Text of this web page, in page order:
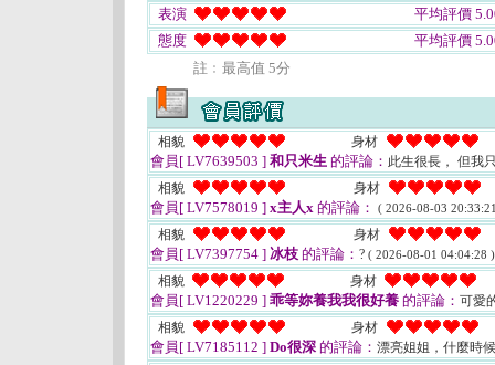
表演
平均評價
態度
平均評價
註﹕最高值 5分
相貌 身材
會員[ LV7639503 ] 和只米生 的評論： 此生很長， 但我
相貌
身材
會員[ LV7578019 ] x主人x 的評論： ( 2026-08-03
相貌 身材
會員[ LV7397754 ] 冰枝 的評論： ? ( 2026-08-01 04:04:28 )
相貌 身材
會員[ LV1220229 ] 乖等妳養我我很好養 的評論： 可愛
相貌
身材
會員[ LV7185112 ] Do很深 的評論： 漂亮姐姐，什麼時